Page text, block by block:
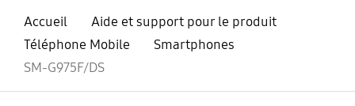
Accueil
Aide et support pour le produit
Téléphone Mobile
Smartphones
SM-G975F/DS